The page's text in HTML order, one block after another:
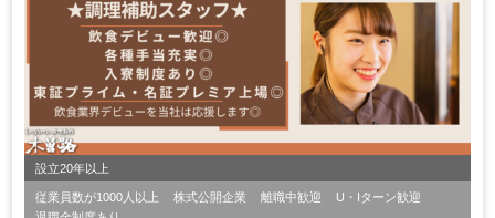
設立20年以上
従業員数が1000人以上 株式公開企業 離職中歓迎
U・Iターン歓迎